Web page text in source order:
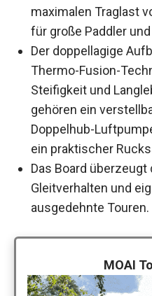
maximalen Traglast
für große Paddler
Der doppellagige
Thermo-Fusion-
Steifigkeit und
gehören ein
Doppelhub-
ein praktischer
Das Board
Gleitverhalten und
ausgedehnte Touren.
MOAI